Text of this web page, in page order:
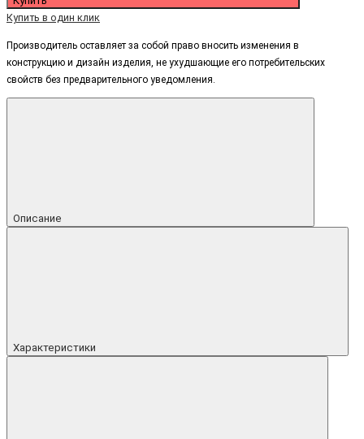
Купить в один клик
Производитель оставляет за собой право вносить изменения в
конструкцию и дизайн изделия, не ухудшающие его потребительских
свойств без предварительного уведомления.
Описание
Характеристики